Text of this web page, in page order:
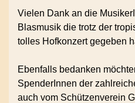
Vielen Dank an die
Blasmusik die trotz der
tolles Hofkonzert gegeben
Ebenfalls bedanken
SpenderInnen der
auch vom Schützenverein